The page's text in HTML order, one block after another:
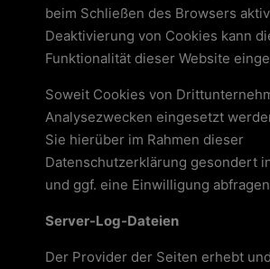
beim Schließen des Browsers
Deaktivierung von Cookies kann
Funktionalität dieser Website
Soweit Cookies von
Analysezwecken eingesetzt
Sie hierüber im Rahmen dieser
Datenschutzerklärung gesondert
und ggf. eine Einwilligung
Server-Log-Dateien
Der Provider der Seiten erhebt